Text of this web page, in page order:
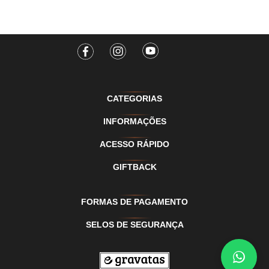
CATEGORIAS
INFORMAÇÕES
ACESSO RÁPIDO
GIFTBACK
FORMAS DE PAGAMENTO
SELOS DE SEGURANÇA